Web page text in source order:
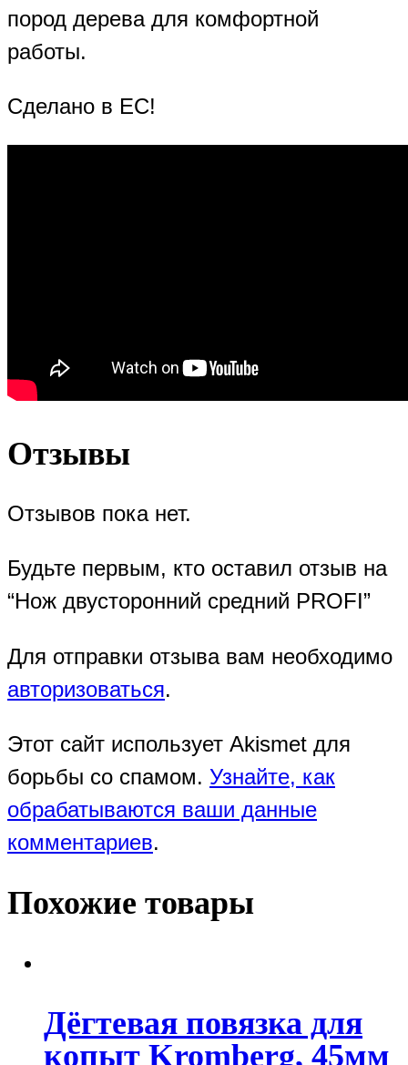
пород дерева для комфортной
работы.
Сделано в ЕС!
Отзывы
Отзывов пока нет.
Будьте первым, кто оставил отзыв на
“Нож двусторонний средний PROFI”
Для отправки отзыва вам необходимо
авторизоваться.
Этот сайт использует Akismet для
борьбы со спамом. Узнайте, как
обрабатываются ваши данные
комментариев.
Похожие товары
Дёгтевая повязка для
копыт Kromberg, 45мм